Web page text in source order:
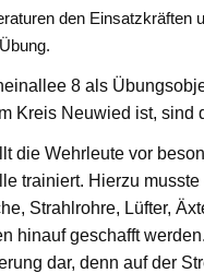
den Einsatzkräften
8 als
Kreis Neuwied ist, sind
die Wehrleute vor
trainiert. Hierzu
Strahlrohre, Lüfter,
hinauf geschafft
dar, denn auf der